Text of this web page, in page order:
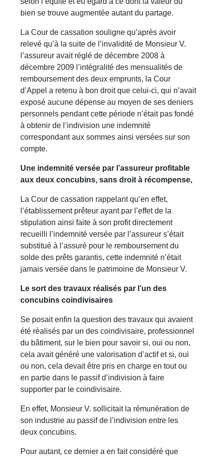
bien se trouve augmentée autant du partage.
La Cour de cassation souligne qu’après avoir
relevé qu’à la suite de l’invalidité de Monsieur V.
l’assureur avait réglé de décembre 2008 à
décembre 2009 l’intégralité des mensualités de
remboursement des deux emprunts, la Cour
d’Appel a retenu à bon droit que celui-ci, qui n’avait
exposé aucune dépense au moyen de ses deniers
personnels pendant cette période n’était pas fondé
à obtenir de l’indivision une indemnité
correspondant aux sommes ainsi versées sur son
compte.
Une indemnité versée par l’assureur profitable
aux deux concubins, sans droit à récompense,
La Cour de cassation rappelant qu’en effet,
l’établissement prêteur ayant par l’effet de la
stipulation ainsi faite à son profit directement
recueilli l’indemnité versée par l’assureur s’était
substitué à l’assuré pour le remboursement du
solde des prêts garantis, cette indemnité n’était
jamais versée dans le patrimoine de Monsieur V.
Le sort des travaux réalisés par l’un des
concubins coindivisaires
Se posait enfin la question des travaux qui avaient
été réalisés par un des coindivisaire, professionnel
du bâtiment, sur le bien pour savoir si, oui ou non,
cela avait généré une valorisation d’actif et si, oui
ou non, cela devait être pris en charge en tout ou
en partie dans le passif d’indivision à faire
supporter par le coindivisaire.
En effet, Monsieur V. sollicitait la rémunération de
son industrie au passif de l’indivision entre les
deux concubins.
Pour autant, ce dernier a en fait considéré que